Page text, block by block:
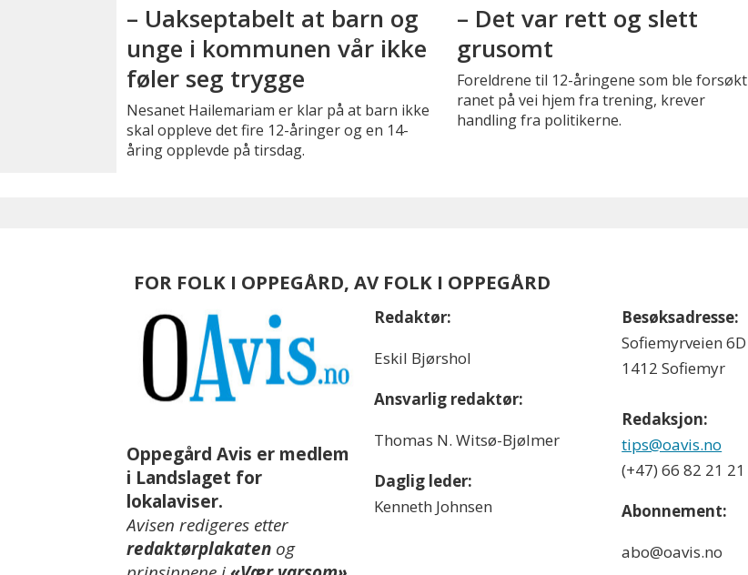
– Uakseptabelt at barn og
unge i kommunen vår ikke
føler seg trygge
Nesanet Hailemariam er klar på at barn ikke
skal oppleve det fire 12-åringer og en 14-
åring opplevde på tirsdag.
– Det var rett og slett
grusomt
Foreldrene til 12-åringene som ble forsøkt
ranet på vei hjem fra trening, krever
handling fra politikerne.
FOR FOLK I OPPEGÅRD, AV FOLK I OPPEGÅRD
Oppegård Avis er medlem
i Landslaget for
lokalaviser.
Avisen redigeres etter
redaktørplakaten og
Redaktør:
Eskil Bjørshol
Ansvarlig redaktør:
Thomas N. Witsø-Bjølmer
Daglig leder:
Kenneth Johnsen
Besøksadresse:
Sofiemyrveien 6D
1412 Sofiemyr
Redaksjon:
tips@oavis.no
(+47) 66 82 21 21
Abonnement:
abo@oavis.no